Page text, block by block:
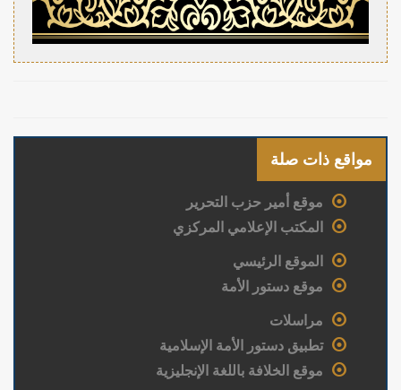
مواقع ذات صلة
موقع أمير حزب التحرير
المكتب الإعلامي المركزي
الموقع الرئيسي
موقع دستور الأمة
مراسلات
تطبيق دستور الأمة الإسلامية
موقع الخلافة باللغة الإنجليزية